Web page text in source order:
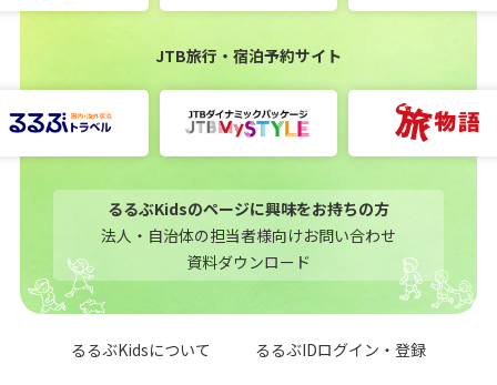
JTB旅行・宿泊予約サイト
るるぶKidsのページに興味をお持ちの方
法人・自治体の担当者様向けお問い合わせ
資料ダウンロード
るるぶKidsについて るるぶIDログイン・登録